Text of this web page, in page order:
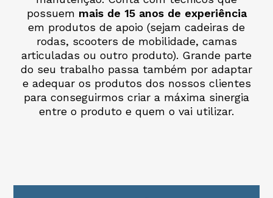
possuem mais de 15 anos de experiência
em produtos de apoio (sejam cadeiras de
rodas, scooters de mobilidade, camas
articuladas ou outro produto). Grande parte
do seu trabalho passa também por adaptar
e adequar os produtos dos nossos clientes
para conseguirmos criar a máxima sinergia
entre o produto e quem o vai utilizar.